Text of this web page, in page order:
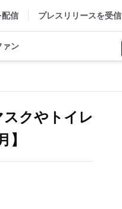
配信 プレスリリースを受信
ァン
スクやトイレ